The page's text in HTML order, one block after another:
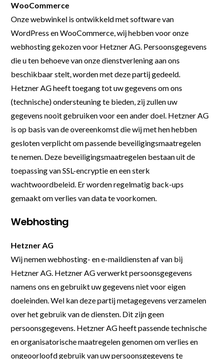
WooCommerce
Onze webwinkel is ontwikkeld met software van
WordPress en WooCommerce, wij hebben voor onze
webhosting gekozen voor Hetzner AG. Persoonsgegevens
die u ten behoeve van onze dienstverlening aan ons
beschikbaar stelt, worden met deze partij gedeeld.
Hetzner AG heeft toegang tot uw gegevens om ons
(technische) ondersteuning te bieden, zij zullen uw
gegevens nooit gebruiken voor een ander doel. Hetzner AG
is op basis van de overeenkomst die wij met hen hebben
gesloten verplicht om passende beveiligingsmaatregelen
te nemen. Deze beveiligingsmaatregelen bestaan uit de
toepassing van SSL-encryptie en een sterk
wachtwoordbeleid. Er worden regelmatig back-ups
gemaakt om verlies van data te voorkomen.
Webhosting
Hetzner AG
Wij nemen webhosting- en e-maildiensten af van bij
Hetzner AG. Hetzner AG verwerkt persoonsgegevens
namens ons en gebruikt uw gegevens niet voor eigen
doeleinden. Wel kan deze partij metagegevens verzamelen
over het gebruik van de diensten. Dit zijn geen
persoonsgegevens. Hetzner AG heeft passende technische
en organisatorische maatregelen genomen om verlies en
ongeoorloofd gebruik van uw persoonsgegevens te